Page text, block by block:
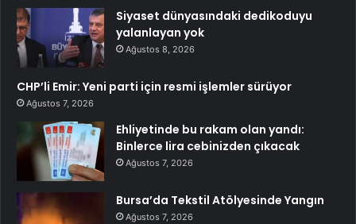
Siyaset dünyasındaki dedikoduyu
yalanlayan yok
Ağustos 8, 2026
CHP’li Emir: Yeni parti için resmi işlemler sürüyor
Ağustos 7, 2026
Ehliyetinde bu rakam olan yandı:
Binlerce lira cebinizden çıkacak
Ağustos 7, 2026
Bursa’da Tekstil Atölyesinde Yangın
Ağustos 7, 2026